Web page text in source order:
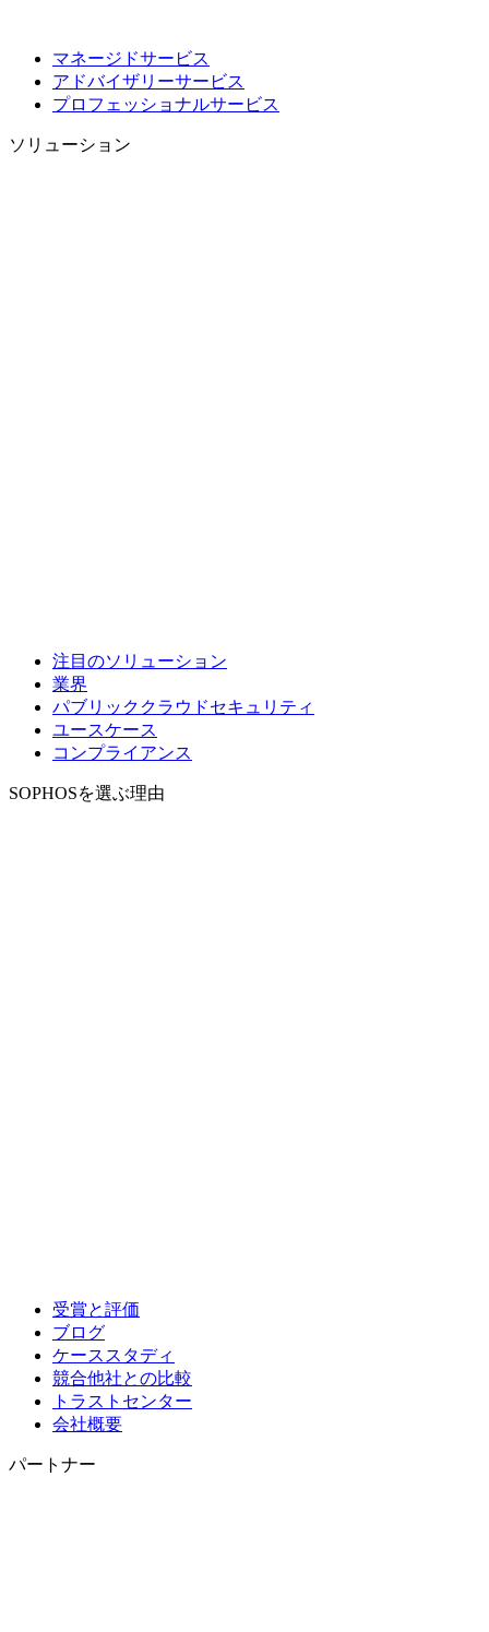
マネージドサービス
アドバイザリーサービス
プロフェッショナルサービス
ソリューション
注目のソリューション
業界
パブリッククラウドセキュリティ
ユースケース
コンプライアンス
SOPHOSを選ぶ理由
受賞と評価
ブログ
ケーススタディ
競合他社との比較
トラストセンター
会社概要
パートナー